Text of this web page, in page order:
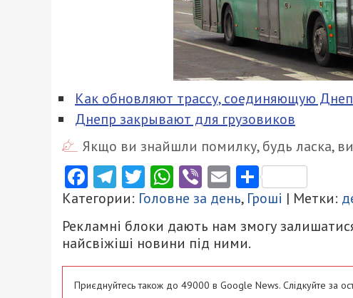
Как обновляют трассу, соединяющую
Днепр закрывают для грузовиков
Якщо ви знайшли помилку, будь ласка,
Facebook
Telegram
Twitter
WhatsApp
ViberEmail
Категории: Головне за день, Гроші | Метки:
Рекламні блоки дають нам змогу
найсвіжіші новини під ними.
Приєднуйтесь також до 49000 в Google News. Слідкуйте за